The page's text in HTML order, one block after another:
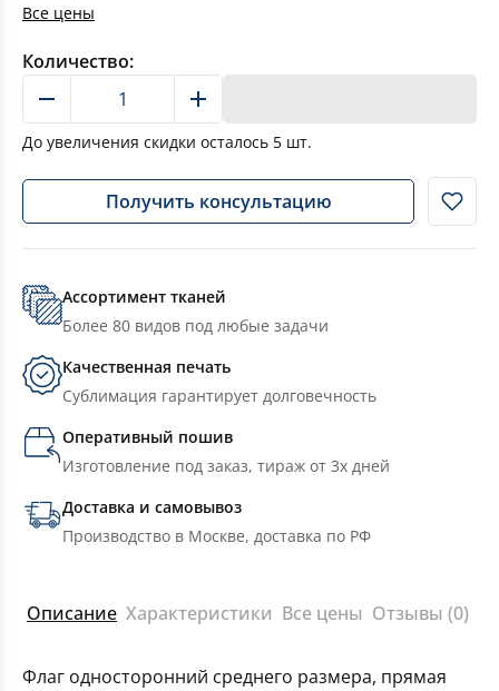
Все цены
Количество:
До увеличения скидки осталось 5 шт.
Получить консультацию
Ассортимент тканей
Более 80 видов под любые задачи
Качественная печать
Сублимация гарантирует долговечность
Оперативный пошив
Изготовление под заказ, тираж от 3х дней
Доставка и самовывоз
Производство в Москве, доставка по РФ
Описание Характеристики Все цены Отзывы (0)
Флаг односторонний среднего размера, прямая